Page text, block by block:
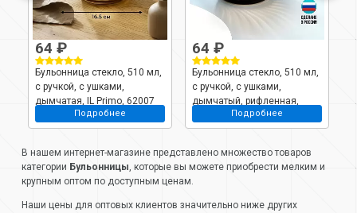
64 ₽
Бульонница стекло, 510 мл,
с ручкой, с ушками,
дымчатая, IL Primo, 62007
Подробнее
64 ₽
Бульонница стекло, 510 мл,
с ручкой, с ушками,
дымчатый, рифленная,
Elica, 62046-03
Подробнее
В нашем интернет-магазине представлено множество товаров
категории Бульонницы , которые вы можете приобрести мелким и
крупным оптом по доступным ценам.
Наши цены для оптовых клиентов значительно ниже других